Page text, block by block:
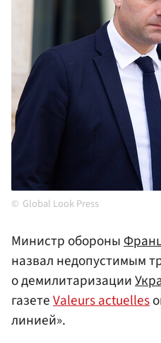
Global Look Press
Министр обороны
назвал недопустимым
о демилитаризации
газетеValeurs actuelles
линией».